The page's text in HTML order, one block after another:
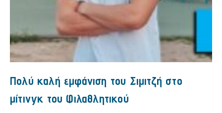
Πολύ καλή εμφάνιση του Σιμιτζή στο
μίτινγκ του Φιλαθλητικού